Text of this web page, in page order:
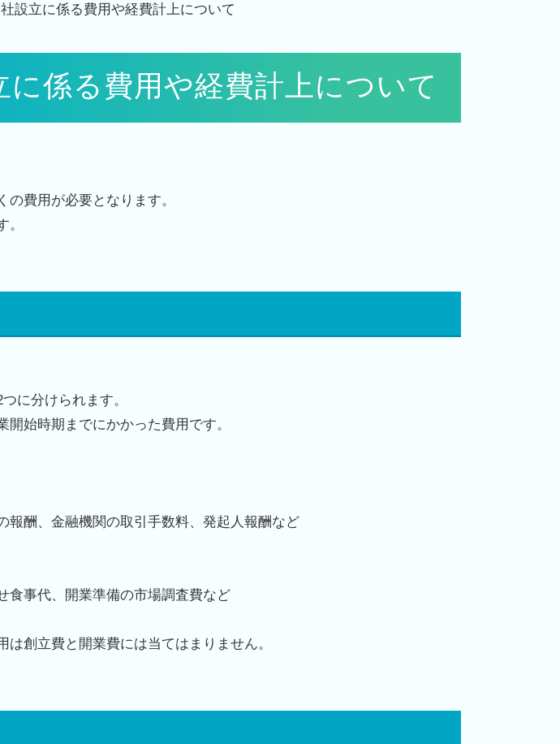
設立に係る費用や経費計上について
に係る費用や経費計上について
費用が必要となります。
つに分けられます。
始時期までにかかった費用です。
報酬、金融機関の取引手数料、発起人報酬など
食事代、開業準備の市場調査費など
創立費と開業費には当てはまりません。